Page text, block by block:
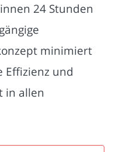
24 Stunden
minimiert
Effizienz und
in allen